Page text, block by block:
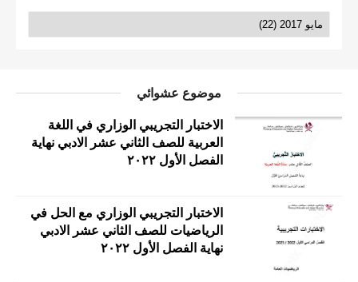
موضوع عشوائي
الاختبار التجريبي الوزاري في اللغة
العربية للصف الثاني عشر الادبي نهاية
الفصل الأول ٢٠٢٢
الاختبار التجريبي الوزاري مع الحل في
الرياضيات للصف الثاني عشر الادبي
نهاية الفصل الأول ٢٠٢٢